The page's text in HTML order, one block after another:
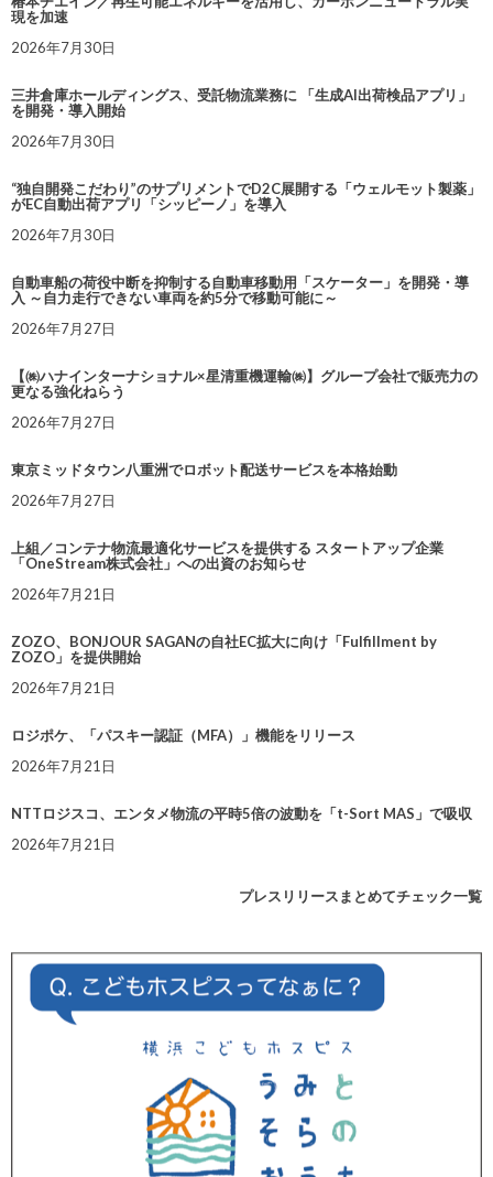
現を加速
2026年7月30日
三井倉庫ホールディングス、受託物流業務に 「生成AI出荷検品アプリ」
を開発・導入開始
2026年7月30日
“独自開発こだわり”のサプリメントでD2C展開する「ウェルモット製薬」
がEC自動出荷アプリ「シッピーノ」を導入
2026年7月30日
自動車船の荷役中断を抑制する自動車移動用「スケーター」を開発・導
入 ～自力走行できない車両を約5分で移動可能に～
2026年7月27日
【㈱ハナインターナショナル×星清重機運輸㈱】グループ会社で販売力の
更なる強化ねらう
2026年7月27日
東京ミッドタウン八重洲でロボット配送サービスを本格始動
2026年7月27日
上組／コンテナ物流最適化サービスを提供する スタートアップ企業
「OneStream株式会社」への出資のお知らせ
2026年7月21日
ZOZO、BONJOUR SAGANの自社EC拡大に向け「Fulfillment by
ZOZO」を提供開始
2026年7月21日
ロジポケ、「パスキー認証（MFA）」機能をリリース
2026年7月21日
NTTロジスコ、エンタメ物流の平時5倍の波動を「t-Sort MAS」で吸収
2026年7月21日
プレスリリースまとめてチェック一覧